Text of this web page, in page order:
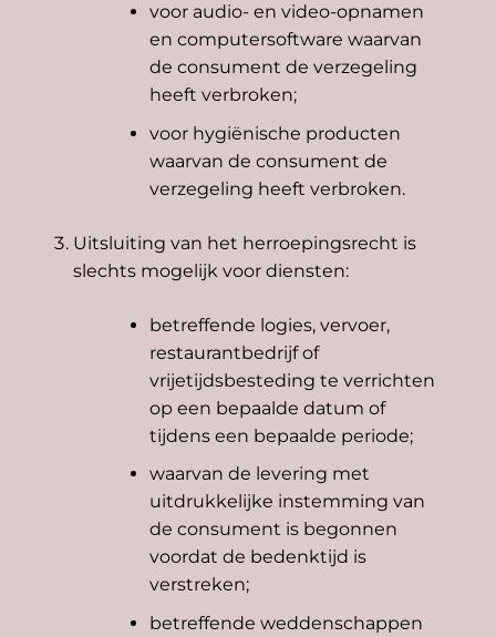
voor audio- en video-opnamen
en computersoftware waarvan
de consument de verzegeling
heeft verbroken;
voor hygiënische producten
waarvan de consument de
verzegeling heeft verbroken.
Uitsluiting van het herroepingsrecht is
slechts mogelijk voor diensten:
betreffende logies, vervoer,
restaurantbedrijf of
vrijetijdsbesteding te verrichten
op een bepaalde datum of
tijdens een bepaalde periode;
waarvan de levering met
uitdrukkelijke instemming van
de consument is begonnen
voordat de bedenktijd is
verstreken;
betreffende weddenschappen